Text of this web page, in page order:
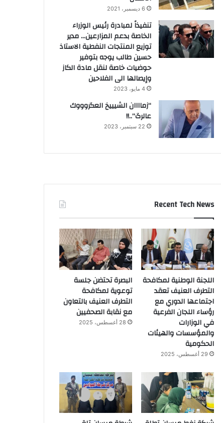
6 ديسمبر، 2021
تنفيذاً لمبادرة رئيس الوزراء
الخاصة بدعم المزارعين… مدير
توزيع المنتجات النفطية الاستاذ
حسين طالب يوجه بتوفير
حوضيات خاصة لنقل مادة الكاز
وإيصالها الى الفلاحين
4 مايو، 2023
“زماااان الشيييخ العگروووك
عالرگ”..!!
22 سبتمبر، 2023
Recent Tech News
اللجنة الوطنية لمكافحة
التطرف العنيف تعقد
اجتماعها الدوري مع
رؤساء اللجان الفرعية
في الوزارات
والمؤسسات والهيئات
الحكومية
29 أغسطس، 2025
البصرة تحتضن جلسة
توعوية لمكافحة
التطرف العنيف بالتعاون
مع نقابة الصحفيين
28 أغسطس، 2025